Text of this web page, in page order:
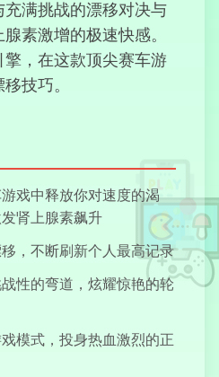
快餐大作战
绝焰都市
迷你赛车
满挑战的漂移对决与
素激增的极速快感。
，在这款顶尖赛车游
技巧。
戏中释放你对速度的渴
肾上腺素飙升
，不断刷新个人最高记录
性的弯道，炫耀惊艳的轮
模式，投身热血激烈的正